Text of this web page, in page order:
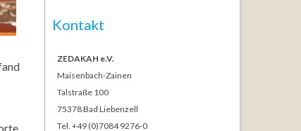
Kontakt
ZEDAKAH e.V.
Maisenbach-Zainen
Talstraße 100
75378 Bad Liebenzell
Tel. +49 (0)7084 9276-0